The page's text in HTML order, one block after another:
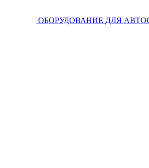
ОБОРУДОВАНИЕ ДЛЯ